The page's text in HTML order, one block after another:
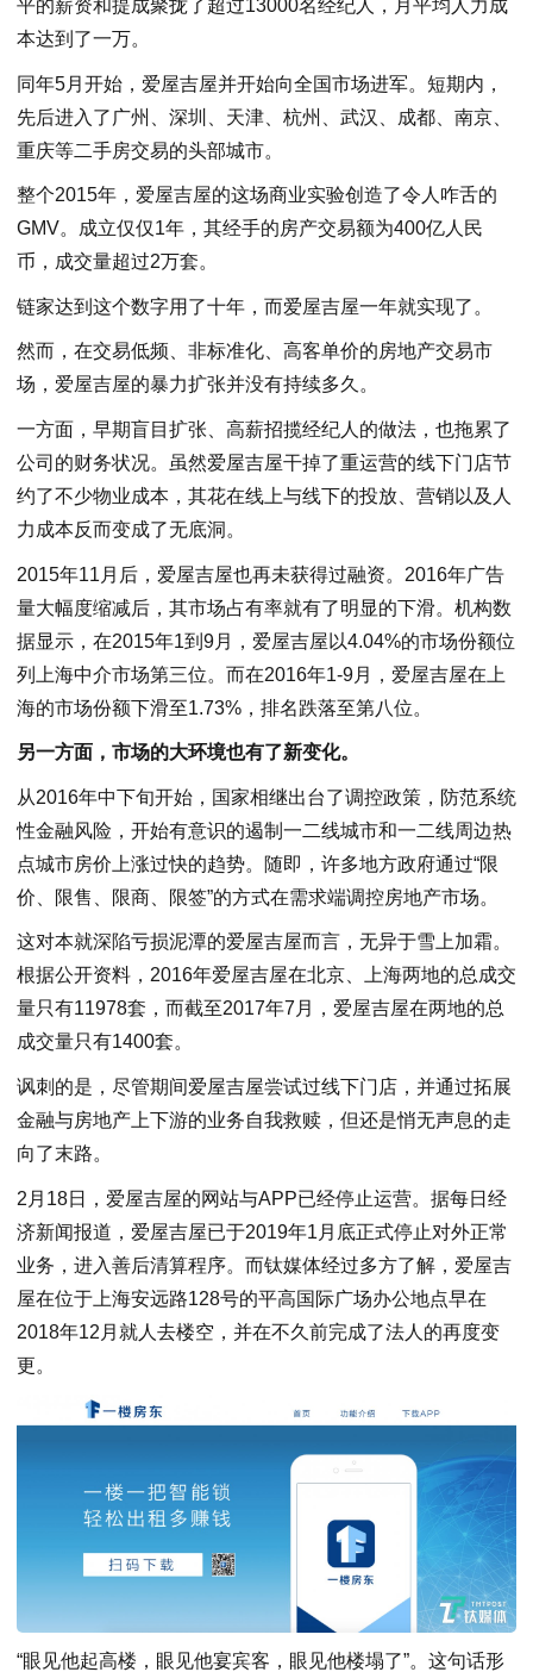
平的薪资和提成聚拢了超过13000名经纪人，月平均人力成
本达到了一万。
同年5月开始，爱屋吉屋并开始向全国市场进军。短期内，
先后进入了广州、深圳、天津、杭州、武汉、成都、南京、
重庆等二手房交易的头部城市。
整个2015年，爱屋吉屋的这场商业实验创造了令人咋舌的
GMV。成立仅仅1年，其经手的房产交易额为400亿人民
币，成交量超过2万套。
链家达到这个数字用了十年，而爱屋吉屋一年就实现了。
然而，在交易低频、非标准化、高客单价的房地产交易市
场，爱屋吉屋的暴力扩张并没有持续多久。
一方面，早期盲目扩张、高薪招揽经纪人的做法，也拖累了
公司的财务状况。虽然爱屋吉屋干掉了重运营的线下门店节
约了不少物业成本，其花在线上与线下的投放、营销以及人
力成本反而变成了无底洞。
2015年11月后，爱屋吉屋也再未获得过融资。2016年广告
量大幅度缩减后，其市场占有率就有了明显的下滑。机构数
据显示，在2015年1到9月，爱屋吉屋以4.04%的市场份额位
列上海中介市场第三位。而在2016年1-9月，爱屋吉屋在上
海的市场份额下滑至1.73%，排名跌落至第八位。
另一方面，市场的大环境也有了新变化。
从2016年中下旬开始，国家相继出台了调控政策，防范系统
性金融风险，开始有意识的遏制一二线城市和一二线周边热
点城市房价上涨过快的趋势。随即，许多地方政府通过“限
价、限售、限商、限签”的方式在需求端调控房地产市场。
这对本就深陷亏损泥潭的爱屋吉屋而言，无异于雪上加霜。
根据公开资料，2016年爱屋吉屋在北京、上海两地的总成交
量只有11978套，而截至2017年7月，爱屋吉屋在两地的总
成交量只有1400套。
讽刺的是，尽管期间爱屋吉屋尝试过线下门店，并通过拓展
金融与房地产上下游的业务自我救赎，但还是悄无声息的走
向了末路。
2月18日，爱屋吉屋的网站与APP已经停止运营。据每日经
济新闻报道，爱屋吉屋已于2019年1月底正式停止对外正常
业务，进入善后清算程序。而钛媒体经过多方了解，爱屋吉
屋在位于上海安远路128号的平高国际广场办公地点早在
2018年12月就人去楼空，并在不久前完成了法人的再度变
更。
“眼见他起高楼，眼见他宴宾客，眼见他楼塌了”。这句话形